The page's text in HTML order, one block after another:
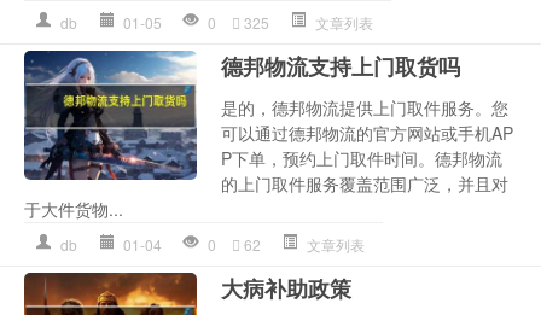
db 01-05 0 325 文章列表
德邦物流支持上门取货吗
是的，德邦物流提供上门取件服务。您
可以通过德邦物流的官方网站或手机AP
P下单，预约上门取件时间。德邦物流
的上门取件服务覆盖范围广泛，并且对
于大件货物...
db 01-04 0 62 文章列表
大病补助政策